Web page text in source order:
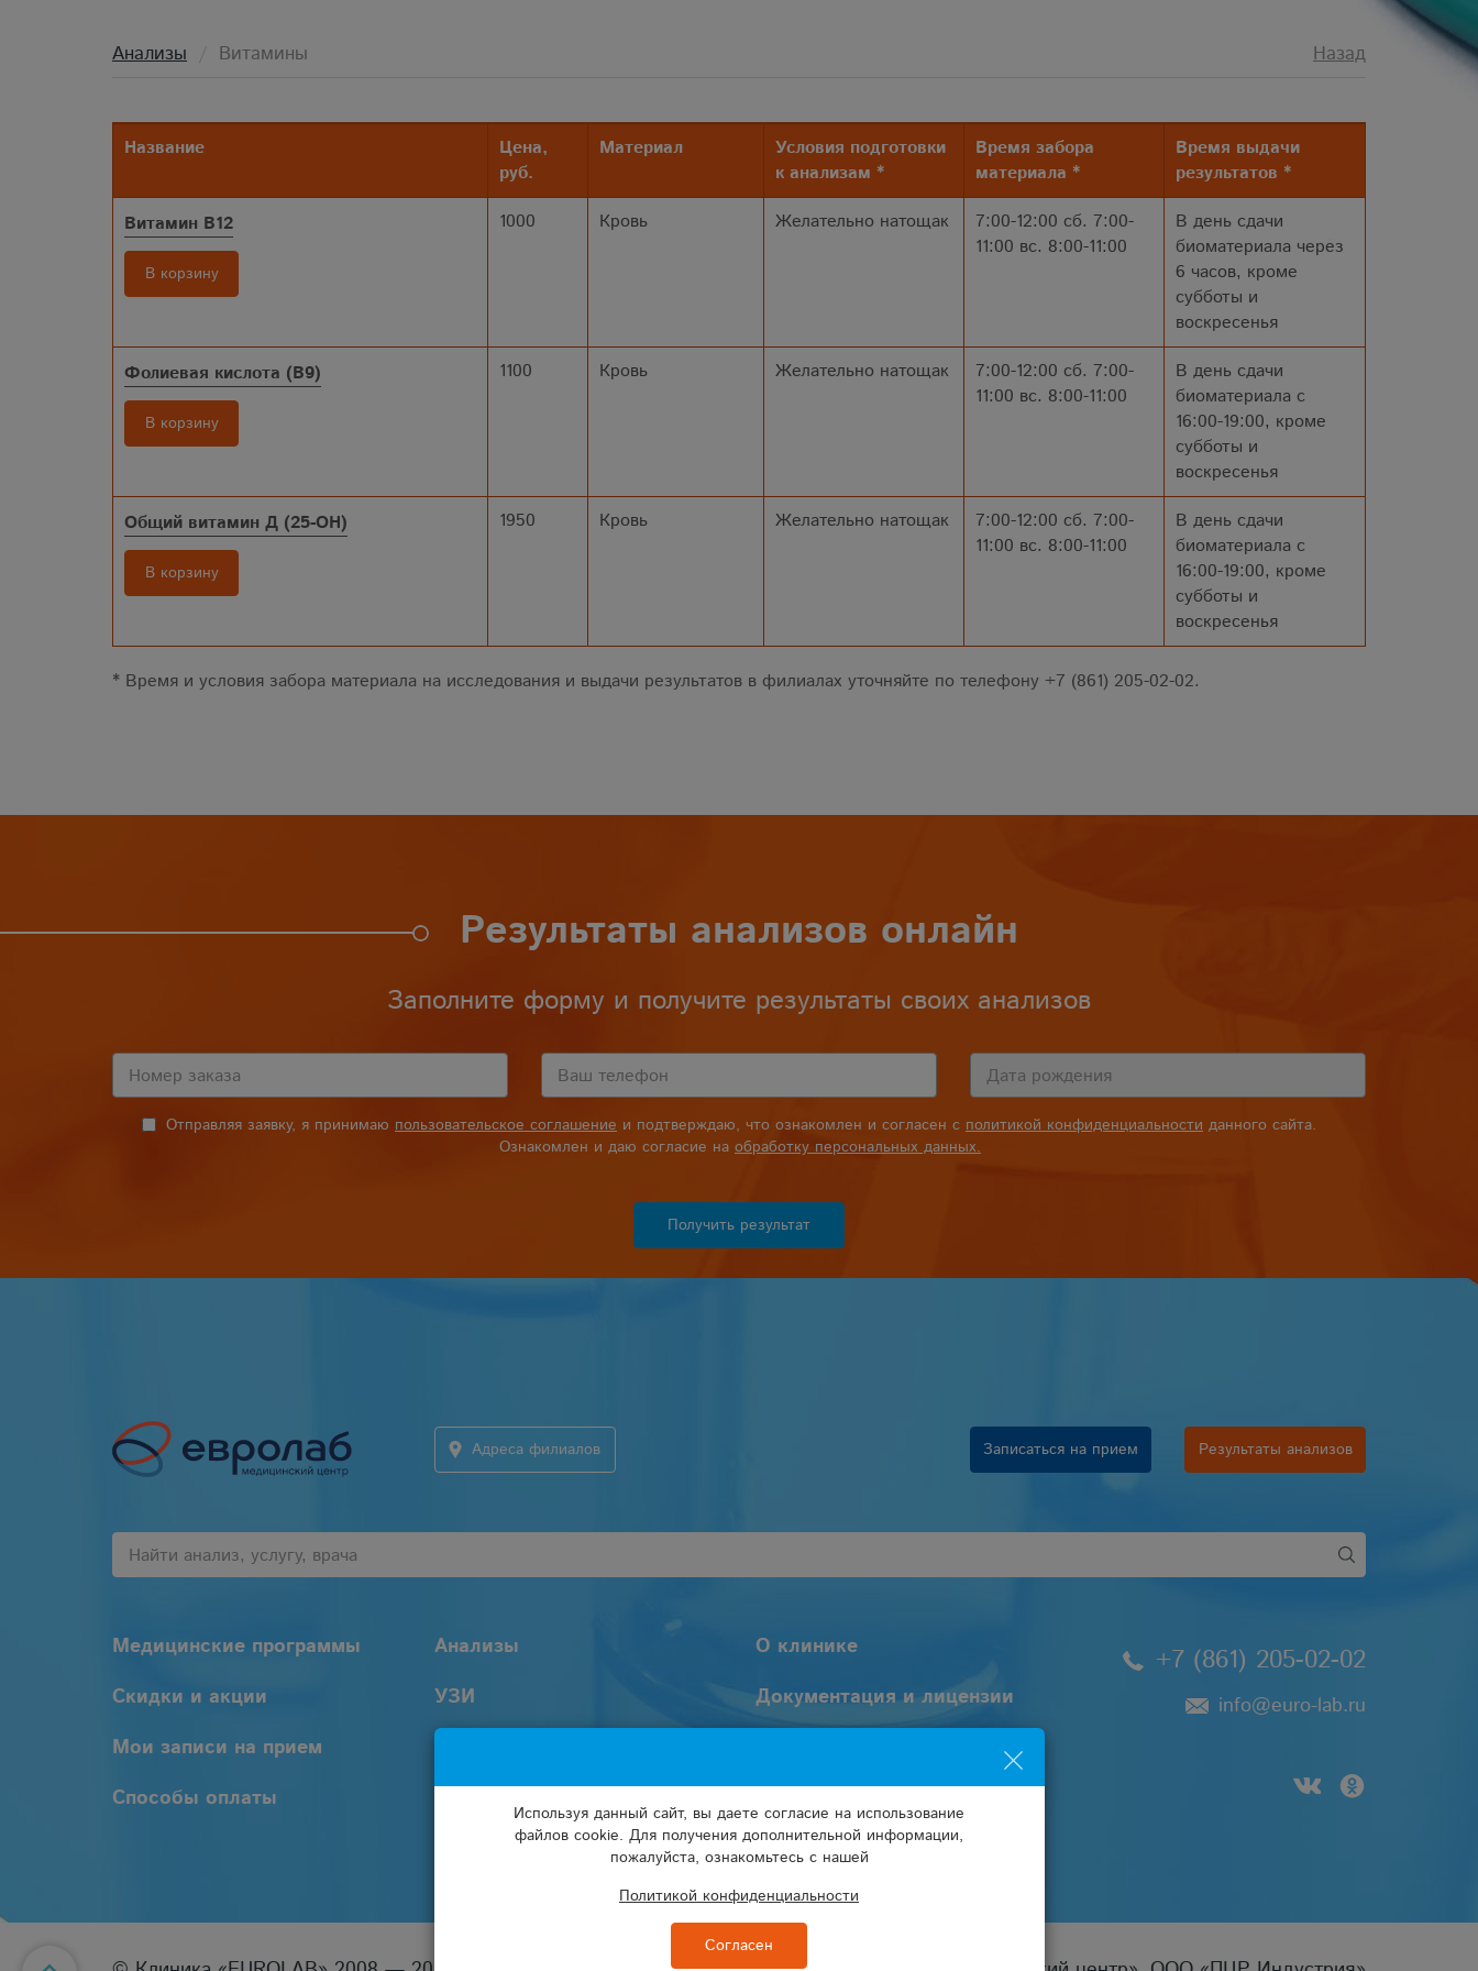
Анализы Витамины Назад
Название
Цена,
руб.
Материал
Условия подготовки
к анализам *
Время забора
материала *
Время выдачи
результатов *
Витамин В12
В корзину
1000 Кровь Желательно натощак
7:00-12:00 сб. 7:00-
11:00 вс. 8:00-11:00
В день сдачи
биоматериала через
6 часов, кроме
субботы и
воскресенья
Фолиевая кислота (В9)
В корзину
1100 Кровь Желательно натощак
7:00-12:00 сб. 7:00-
11:00 вс. 8:00-11:00
В день сдачи
биоматериала с
16:00-19:00, кроме
субботы и
воскресенья
Общий витамин Д (25-ОН)
В корзину
1950 Кровь Желательно натощак
7:00-12:00 сб. 7:00-
11:00 вс. 8:00-11:00
В день сдачи
биоматериала с
16:00-19:00, кроме
субботы и
воскресенья
* Время и условия забора материала на исследования и выдачи результатов в филиалах уточняйте по телефону +7 (861) 205-02-02.
Результаты анализов онлайн
Заполните форму и получите результаты своих анализов
Отправляя заявку, я принимаю пользовательское соглашение и подтверждаю, что ознакомлен и согласен с политикой конфиденциальности данного сайта.
Ознакомлен и даю согласие на обработку персональных данных.
Получить результат
Адреса филиалов Записаться на прием Результаты анализов
Медицинские программы
Скидки и акции
Мои записи на прием
Способы оплаты
Анализы
УЗИ
О клинике
Документация и лицензии
Политика обработки
персональных данных
+7 (861) 205-02-02
info@euro-lab.ru
Используя данный сайт, вы даете согласие на использование
файлов cookie. Для получения дополнительной информации,
пожалуйста, ознакомьтесь с нашей
Политикой конфиденциальности
Согласен